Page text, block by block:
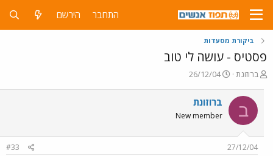
התחבר הירשם
ביקורת מסעדות
פסטיס - עושה לי טוב
פ
ח
ה
ו
ש
ברוזונת
פ
ס
ם
ת
26/12/04
ב ברוזונת
New member
27/12/04
#33